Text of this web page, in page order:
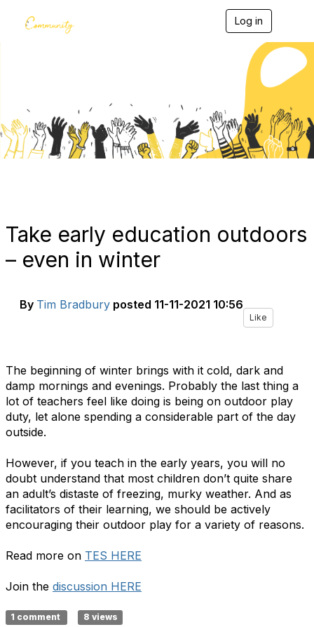
Log in
g
l
v
g
a
Take early education outdoors
– even in winter
By Tim Bradbury posted 11-11-2021 10:56
Like
The beginning of winter brings with it cold, dark and
damp mornings and evenings. Probably the last thing a
lot of teachers feel like doing is being on outdoor play
duty, let alone spending a considerable part of the day
outside.
However, if you teach in the early years, you will no
doubt understand that most children don’t quite share
an adult’s distaste of freezing, murky weather. And as
facilitators of their learning, we should be actively
encouraging their outdoor play for a variety of reasons.
Read more on TES HERE
Join the discussion HERE
1 comment 8 views